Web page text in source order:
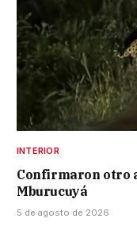
INTERIOR
Confirmaron otro
Mburucuyá
5 de agosto de 2026